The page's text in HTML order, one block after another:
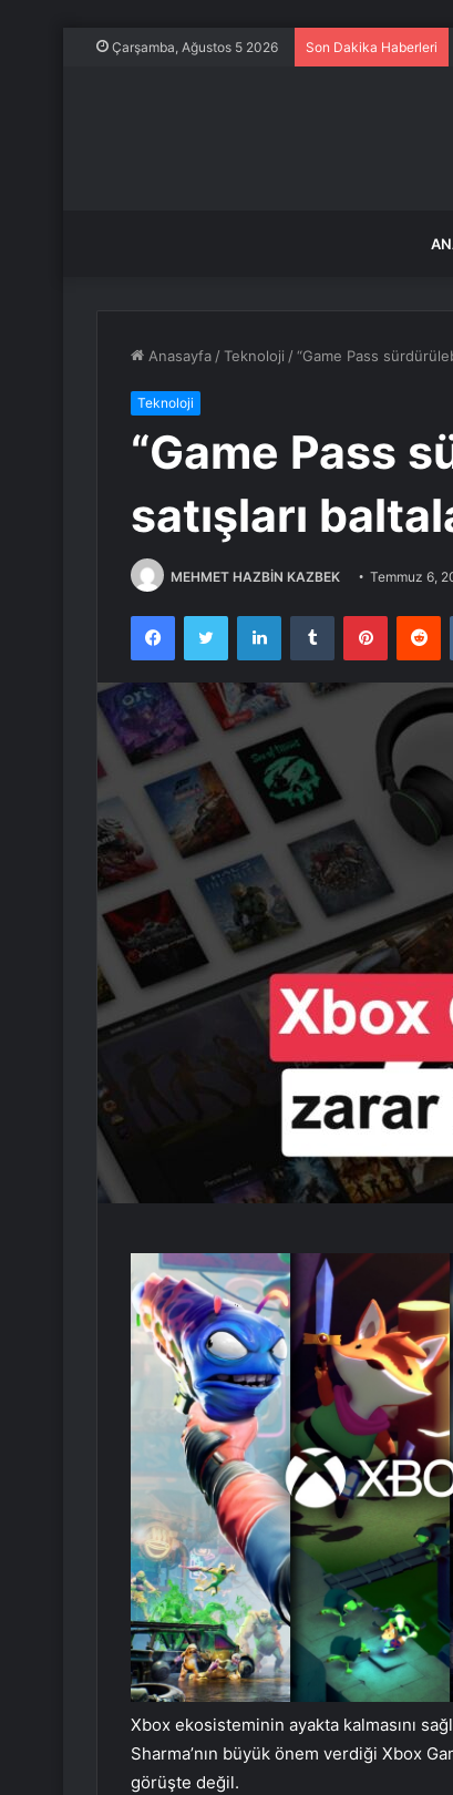
Çarşamba, Ağustos 5 2026 Son Dakika Haberleri
Anasayfa /Teknoloji /“Game Pass
Teknoloji
“Game Pass
satışları
MEHMET HAZBİN KAZBEK Temmuz 6,
FacebookTwitter LinkedInTumblr Pinterest
Xbox ekosisteminin ayakta kalmasını
Sharma’nın büyük önem verdiği Xbox
görüşte değil.